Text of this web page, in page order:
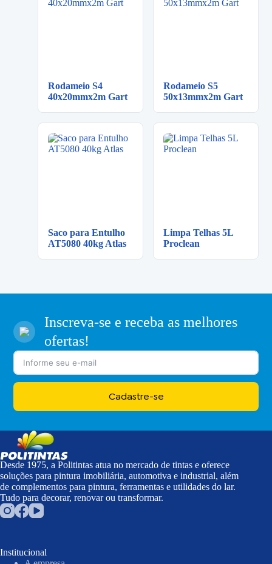
Rodameio S4
40x20mmx2m Gart
Rodameio S5
50x13mmx2m Gart
Saco para Entulho
AT5080 40kg Atlas
Limpa Telhas 5L
Proclean
Inscreva-se e receba as melhores
ofertas!
Cadastre-se
Desde 1975, a Politintas atua no mercado de tintas e oferece
soluções para pintura imobiliária, automotiva e industrial, além
de complementos para pintura, ferramentas e utilidades do lar.
Tudo para decorar, renovar ou transformar.
Institucional